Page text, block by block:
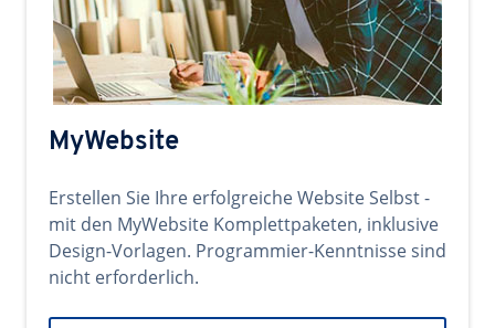
MyWebsite
Erstellen Sie Ihre erfolgreiche Website Selbst -
mit den MyWebsite Komplettpaketen, inklusive
Design-Vorlagen. Programmier-Kenntnisse sind
nicht erforderlich.